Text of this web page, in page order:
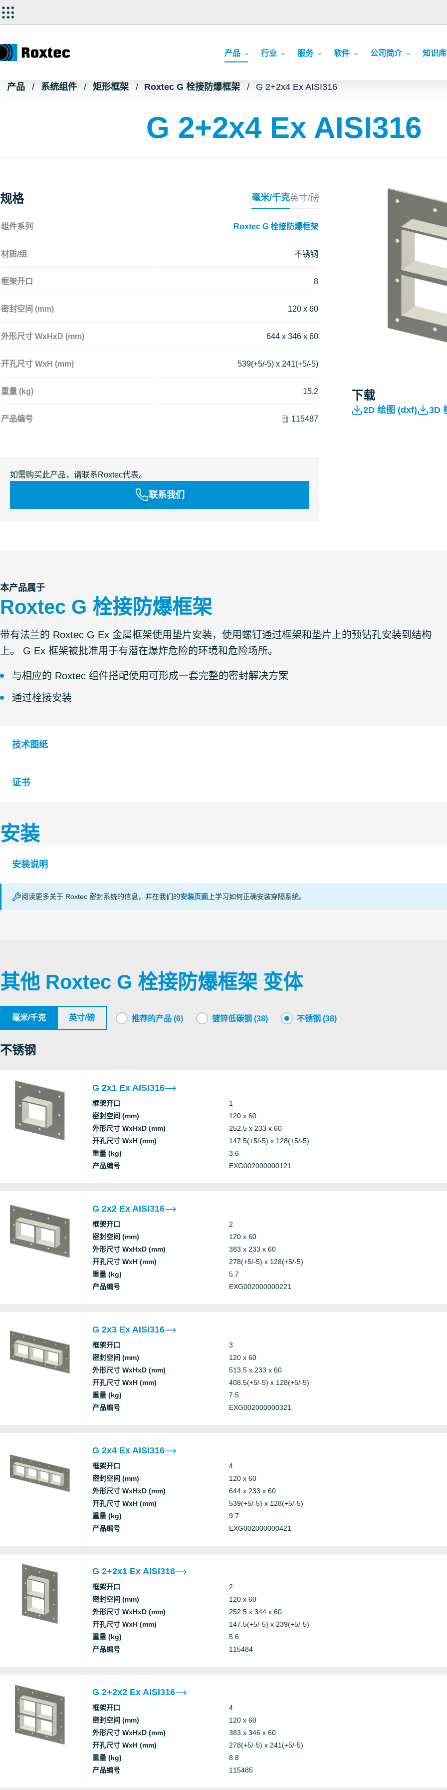
产品 行业 服务 软件 公司简介 知识库
产品 系统组件 矩形框架 Roxtec G 栓接防爆框架 G 2+2x4 Ex AISI316
G 2+2x4 Ex AISI316
规格 毫米/千克英寸/磅
组件系列 Roxtec G 栓接防爆框架
材质/组 不锈钢
框架开口 8
密封空间 (mm) 120 x 60
外形尺寸 WxHxD (mm) 644 x 346 x 60
开孔尺寸 WxH (mm) 539(+5/-5) x 241(+5/-5)
重量 (kg) 15.2
产品编号 115487
如需购买此产品，请联系Roxtec代表。
联系我们
下载
2D 绘图 (dxf) 3D
本产品属于
Roxtec G 栓接防爆框架
带有法兰的 Roxtec G Ex 金属框架使用垫片安装，使用螺钉通过框架和垫片上的预钻孔安装到结构
上。 G Ex 框架被批准用于有潜在爆炸危险的环境和危险场所。
与相应的 Roxtec 组件搭配使用可形成一套完整的密封解决方案
通过栓接安装
技术图纸
S1608043 G Ex FRAME +SINGLE FRAME
证书
认证机构
CSA
KTL Korea
SGS Ex
Armored
LLC
SERTIS-
CENTER
Ex
Roxtec
International
AB
Ex
Ex
Water tightness (catastrophic)
DNV
A class fire
Gas tightness (catastrophic)
Water tightness (catastrophic)
Steel
Ex
RISE Ex
安装
安装说明
阅读更多关于 Roxtec 密封系统的信息，并在我们的安装页面 上学习如何正确安装穿隔系统。
其他 Roxtec G 栓接防爆框架 变体
毫米/千克 英寸/磅 推荐的产品 (6) 镀锌低碳钢 (38) 不锈钢 (38)
不锈钢
G 2x1 Ex AISI316
框架开口
1
密封空间 (mm)
120 x 60
外形尺寸 WxHxD (mm)
252.5 x 233 x 60
开孔尺寸 WxH (mm)
147.5(+5/-5) x 128(+5/-5)
重量 (kg)
3.6
产品编号
EXG002000000121
G 2x2 Ex AISI316
框架开口
2
密封空间 (mm)
120 x 60
外形尺寸 WxHxD (mm)
383 x 233 x 60
开孔尺寸 WxH (mm)
278(+5/-5) x 128(+5/-5)
重量 (kg)
5.7
产品编号
EXG002000000221
G 2x3 Ex AISI316
框架开口
3
密封空间 (mm)
120 x 60
外形尺寸 WxHxD (mm)
513.5 x 233 x 60
开孔尺寸 WxH (mm)
408.5(+5/-5) x 128(+5/-5)
重量 (kg)
7.5
产品编号
EXG002000000321
G 2x4 Ex AISI316
框架开口
4
密封空间 (mm)
120 x 60
外形尺寸 WxHxD (mm)
644 x 233 x 60
开孔尺寸 WxH (mm)
539(+5/-5) x 128(+5/-5)
重量 (kg)
9.7
产品编号
EXG002000000421
G 2+2x1 Ex AISI316
框架开口
2
密封空间 (mm)
120 x 60
外形尺寸 WxHxD (mm)
252.5 x 344 x 60
开孔尺寸 WxH (mm)
147.5(+5/-5) x 239(+5/-5)
重量 (kg)
5.6
产品编号
115484
G 2+2x2 Ex AISI316
框架开口
4
密封空间 (mm)
120 x 60
外形尺寸 WxHxD (mm)
383 x 346 x 60
开孔尺寸 WxH (mm)
278(+5/-5) x 241(+5/-5)
重量 (kg)
8.8
产品编号
115485